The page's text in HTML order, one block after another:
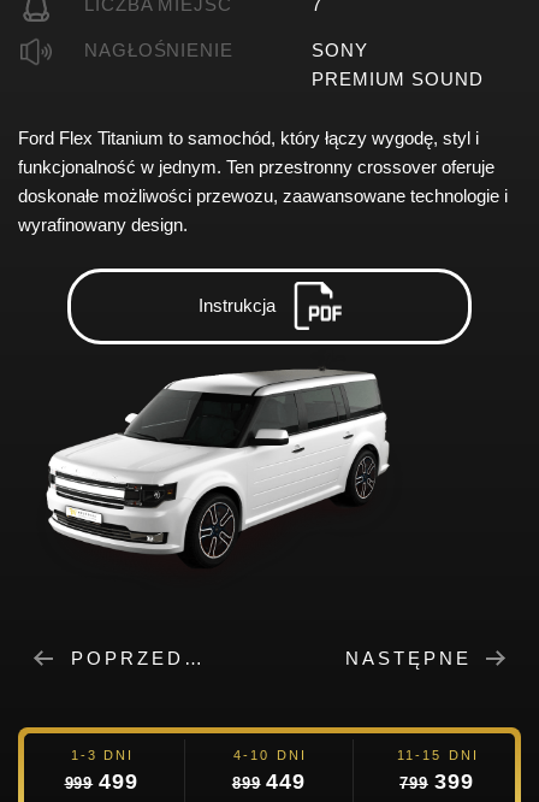
LICZBA MIEJSC 7
NAGŁOŚNIENIE
SONY
PREMIUM SOUND
Ford Flex Titanium to samochód, który łączy wygodę, styl i
funkcjonalność w jednym. Ten przestronny crossover oferuje
doskonałe możliwości przewozu, zaawansowane technologie i
wyrafinowany design.
Instrukcja
POPRZEDNIE NASTĘPNE
1-3 DNI
999 499
4-10 DNI
899 449
11-15 DNI
799 399